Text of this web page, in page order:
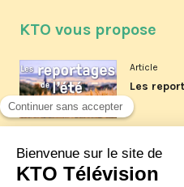
KTO vous propose
Article
Les
La visite
XIV à
jeudi 6